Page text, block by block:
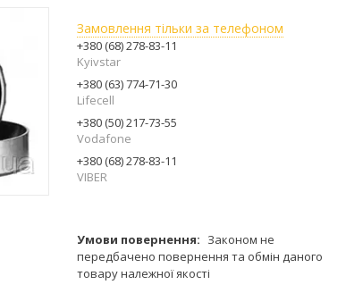
Замовлення тільки за телефоном
+380 (68) 278-83-11
Kyivstar
+380 (63) 774-71-30
Lifecell
+380 (50) 217-73-55
Vodafone
+380 (68) 278-83-11
VIBER
Законом не
передбачено повернення та обмін даного
товару належної якості